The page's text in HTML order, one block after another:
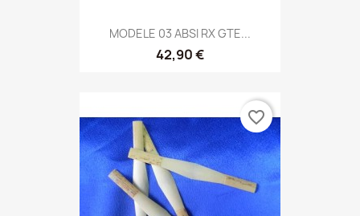
MODELE 03 ABSI RX GTE...
42,90 €
favorite_border